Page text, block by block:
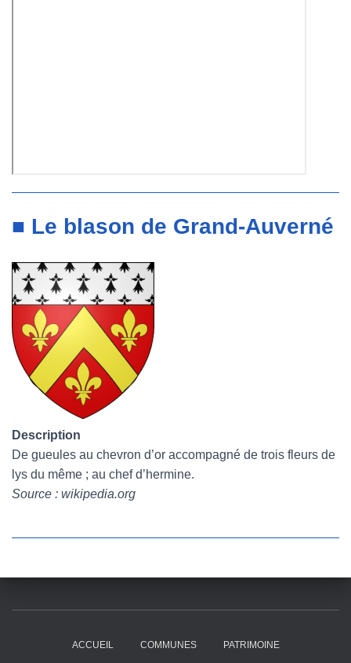
■ Le blason de Grand-Auverné
Description
De gueules au chevron d’or accompagné de trois fleurs de
lys du même ; au chef d’hermine.
Source : wikipedia.org
ACCUEIL COMMUNES PATRIMOINE